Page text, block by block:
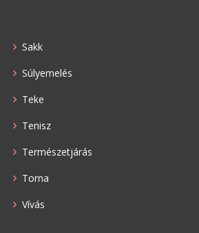
Sakk
Súlyemelés
Teke
Tenisz
Természetjárás
Torna
Vívás